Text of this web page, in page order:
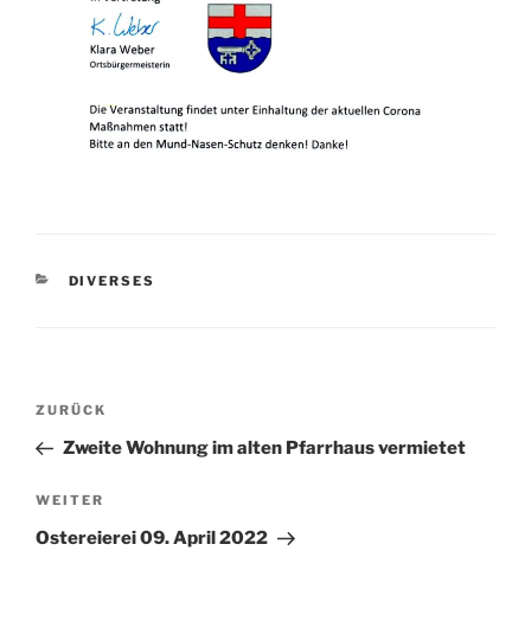
KATEGORIEN
DIVERSES
Beitragsnavigation
Vorheriger
Beitrag
ZURÜCK
Zweite Wohnung im alten Pfarrhaus vermietet
Nächster
Beitrag
WEITER
Ostereierei 09. April 2022